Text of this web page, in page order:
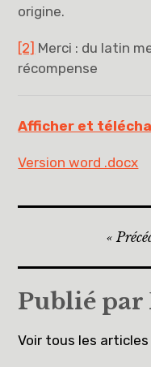
origine.
[2] Merci : du latin
récompense
Afficher et
Version word .docx
Navigation
de
l’article
Publié par
Voir tous les articles